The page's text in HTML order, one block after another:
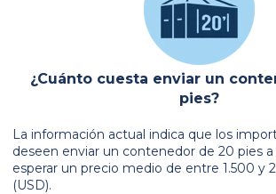
¿Cuánto cuesta enviar un
pies?
La información actual indica que los
deseen enviar un contenedor de 20 pies
esperar un precio medio de entre 1.500 y
(USD).